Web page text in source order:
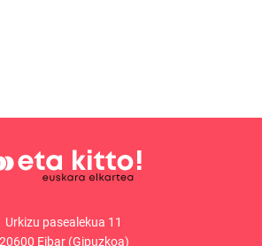
Urkizu pasealekua 11
20600 Eibar (Gipuzkoa)